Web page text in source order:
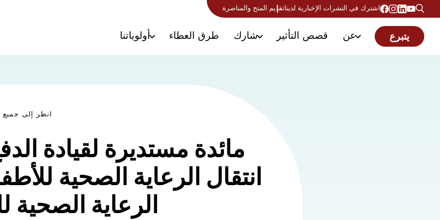
تقديم المنح والمناصرةاشترك في النشرات الإخبارية لدينا
أولوياتنا طرق العطاء شارك قصص التأثير عن يتبرع
انظر إلى جميع
مائدة مستديرة لقيادة
انتقال الرعاية الصحية
الرعاية الصحية